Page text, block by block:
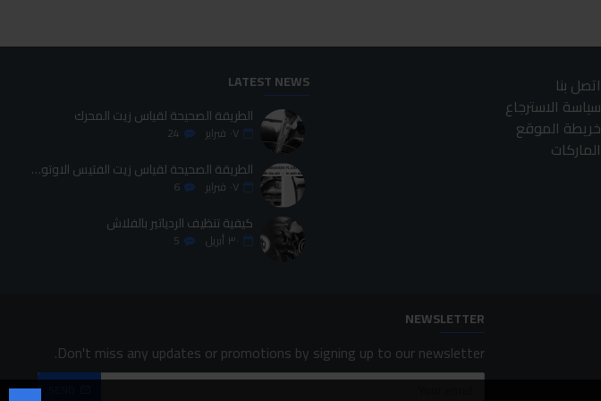
اتصل بنا
سياسة الاسترجاع
خريطة الموقع
الماركات
LATEST NEWS
الطريقة الصحيحة لقياس زيت المحرك
٠٧ فبراير 24
الطريقة الصحيحة لقياس زيت الفتيس الاوتوماتيك
٠٧ فبراير 6
كيفية تنظيف الردياتير بالفلاش
٣٠ أبريل 5
NEWSLETTER
Don't miss any updates or promotions by signing up to our newsletter.